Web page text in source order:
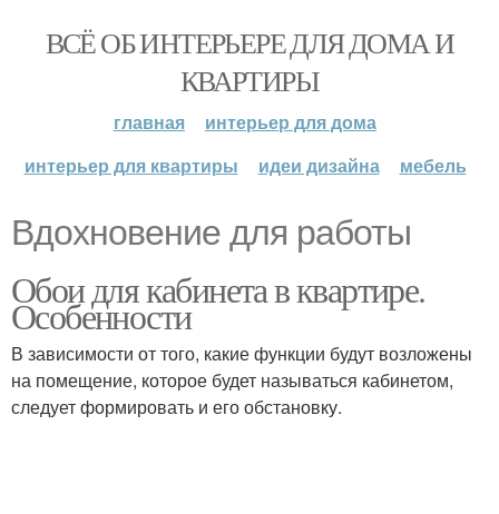
ВСЁ ОБ ИНТЕРЬЕРЕ ДЛЯ ДОМА И
КВАРТИРЫ
главная
интерьер для дома
интерьер для квартиры
идеи дизайна мебель
Вдохновение для работы
Обои для кабинета в квартире.
Особенности
В зависимости от того, какие функции будут возложены
на помещение, которое будет называться кабинетом,
следует формировать и его обстановку.